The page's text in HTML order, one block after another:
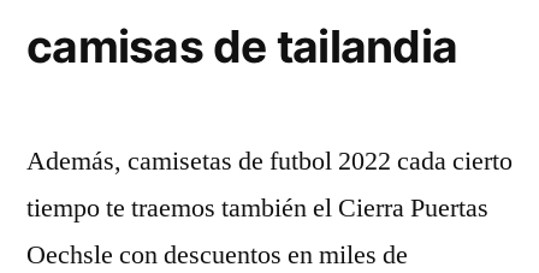
camisas de tailandia
Además, camisetas de futbol 2022 cada cierto
tiempo te traemos también el Cierra Puertas
Oechsle con descuentos en miles de